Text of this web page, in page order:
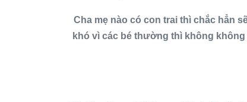
Cha mẹ nào có con trai thì chắc hẳn
khó vì các bé thường thì không